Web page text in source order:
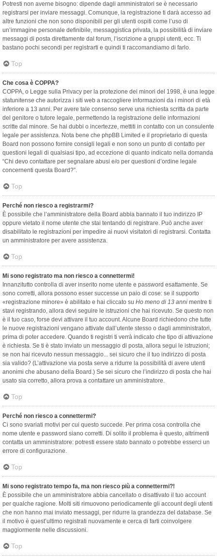
Potresti non averne bisogno: dipende dagli amministratori se è necessario
registrarsi per inviare messaggi. Comunque, la registrazione ti darà accesso ad
altre funzioni che non sono disponibili per gli utenti ospiti come l’uso di
un’immagine personale definibile, messaggistica privata, la possibilità di inviare
messaggi di posta direttamente dal forum, l’iscrizione a gruppi utenti, ecc. Ti
bastano pochi secondi per registrarti e quindi ti raccomandiamo di farlo.
Top
Che cosa è COPPA?
COPPA, o Legge sulla Privacy per la protezione dei minori del 1998, è una legge
statunitense che autorizza i siti web a raccogliere informazioni da i minori di età
inferiore a 13 anni. Per avere tale consenso serve una richiesta scritta da parte
del genitore o tutore legale, permettendo la registrazione delle informazioni
scritte dal minore. Se hai dubbi o incertezze, mettiti in contatto con un consulente
legale per assistenza. Nota bene che phpBB Limited e il proprietario di questa
Board non possono fornire consigli legali e non sono un punto di contatto per
questioni legali di qualsiasi tipo, ad eccezione di quanto indicato nella domanda
“Chi devo contattare per segnalare abusi e/o per questioni d’ordine legale
concernenti questa Board?”.
Top
Perché non riesco a registrarmi?
È possibile che l’amministratore della Board abbia bannato il tuo indirizzo IP
oppure vietato il nome utente che stai tentando di registrare. Può anche aver
disabilitato le registrazioni per impedire ai nuovi visitatori di registrarsi. Contatta
un amministratore per avere assistenza.
Top
Mi sono registrato ma non riesco a connettermi!
Innanzitutto controlla di aver inserito nome utente e password esattamente. Se
sono corretti, allora possono esser successe un paio di cose: se il supporto
«registrazione minore» è abilitato e hai cliccato su Ho meno di 13 anni mentre ti
stavi registrando, allora devi seguire le istruzioni che hai ricevuto. Se questo non
è il tuo caso, forse devi attivare il tuo account. Alcune Board richiedono che tutte
le nuove registrazioni vengano attivate dall’utente stesso o dagli amministratori,
prima di poter accedere. Quando ti registri ti verrà indicato che tipo di attivazione
è richiesta. Se ti è stato inviato un messaggio di posta, allora segui le istruzioni;
se non hai ricevuto nessun messaggio... sei sicuro che il tuo indirizzo di posta
sia valido? (L’attivazione via posta serve a ridurre la possibilità di avere utenti
anonimi che abusano della Board.) Se sei sicuro che l’indirizzo di posta che hai
usato sia corretto, allora prova a contattare un amministratore.
Top
Perché non riesco a connettermi?
Ci sono svariati motivi per cui questo succede. Per prima cosa controlla che
nome utente e password siano corretti. Di solito il problema è questo, altrimenti
contatta un amministratore: potresti essere stato bannato o potrebbe esserci un
errore di configurazione.
Top
Mi sono registrato tempo fa, ma non riesco più a connettermi?!
È possibile che un amministratore abbia cancellato o disattivato il tuo account
per qualche ragione. Molti siti rimuovono periodicamente gli account degli utenti
che non hanno mai inviato messaggi, per ridurre la grandezza del database. Se
il motivo è quest’ultimo registrati nuovamente e cerca di farti coinvolgere
maggiormente nelle discussioni.
Top